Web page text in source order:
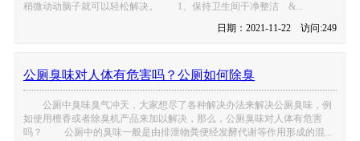
稍微动动脑子就可以轻松解决。 1、保持卫生间干净整洁 &...
日期：2021-11-22 访问:249
公厕臭味对人体有危害吗？公厕如何除臭
公厕中臭味臭气冲天，大家想尽了各种解决办法来解决公厕臭味，例
如使用檀香或者除臭机产品来加以解决，那么，公厕臭味对人体有危害
吗？ 公厕中的臭味一般是由排泄物粪便经发酵代谢等作用形成的混...